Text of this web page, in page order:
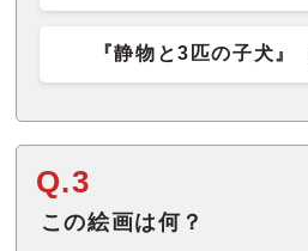
『静物と3匹の子犬』
Q.3
この絵画は何？